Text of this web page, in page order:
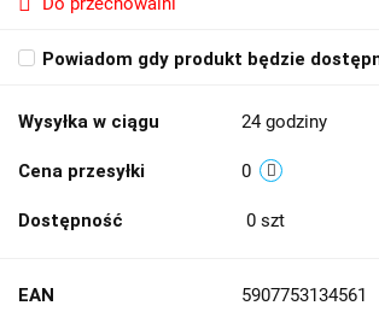
Powiadom gdy produkt będzie
Wysyłka w ciągu 24 godziny
Cena przesyłki 0
Dostępność 0 szt
EAN 5907753134561